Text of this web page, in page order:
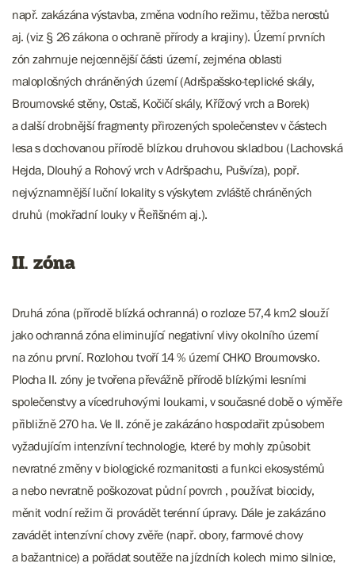
např. zakázána výstavba, změna vodního režimu, těžba nerostů
aj. (viz § 26 zákona o ochraně přírody a krajiny). Území prvních
zón zahrnuje nejcennější části území, zejména oblasti
maloplošných chráněných území (Adršpašsko-teplické skály,
Broumovské stěny, Ostaš, Kočičí skály, Křížový vrch a Borek)
a další drobnější fragmenty přirozených společenstev v částech
lesa s dochovanou přírodě blízkou druhovou skladbou (Lachovská
Hejda, Dlouhý a Rohový vrch v Adršpachu, Pušvíza), popř.
nejvýznamnější luční lokality s výskytem zvláště chráněných
druhů (mokřadní louky v Řeřišném aj.).
II. zóna
Druhá zóna (přírodě blízká ochranná) o rozloze 57,4 km2 slouží
jako ochranná zóna eliminující negativní vlivy okolního území
na zónu první. Rozlohou tvoří 14 % území CHKO Broumovsko.
Plocha II. zóny je tvořena převážně přírodě blízkými lesními
společenstvy a vícedruhovými loukami, v současné době o výměře
přibližně 270 ha. Ve II. zóně je zakázáno hospodařit způsobem
vyžadujícím intenzívní technologie, které by mohly způsobit
nevratné změny v biologické rozmanitosti a funkci ekosystémů
a nebo nevratně poškozovat půdní povrch , používat biocidy,
měnit vodní režim či provádět terénní úpravy. Dále je zakázáno
zavádět intenzívní chovy zvěře (např. obory, farmové chovy
a bažantnice) a pořádat soutěže na jízdních kolech mimo silnice,